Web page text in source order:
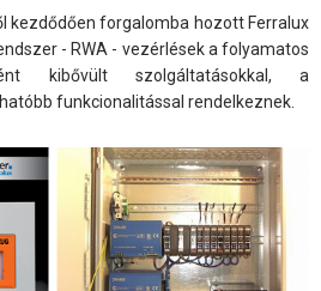
kezdődően forgalomba hozott Ferralux
- RWA - vezérlések a folyamatos
kibővült szolgáltatásokkal, a
funkcionalitással rendelkeznek.